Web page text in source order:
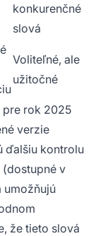
konkurenčné
slová
Voliteľné, ale
užitočné
pre rok 2025
verzie
ďalšiu kontrolu
(dostupné v
umožňujú
že tieto slová